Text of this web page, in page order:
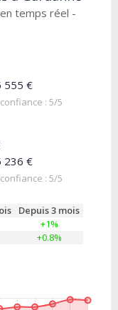
temps réel -
555 €
: 5/5
236 €
: 5/5
Depuis 3 mois
+1%
+0.8%